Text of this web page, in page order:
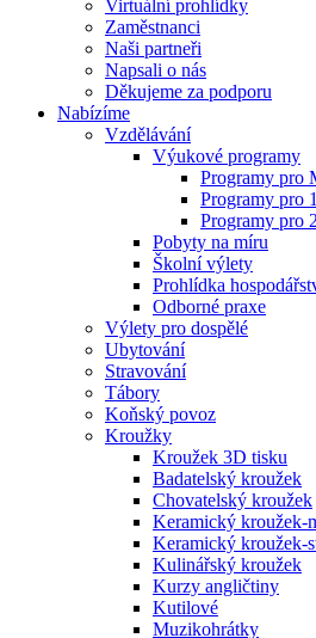
Virtuální prohlídky
Zaměstnanci
Naši partneři
Napsali o nás
Děkujeme za podporu
Nabízíme
Vzdělávání
Výukové programy
Programy pro
Programy pro
Programy pro
Pobyty na míru
Školní výlety
Prohlídka
Odborné praxe
Výlety pro dospělé
Ubytování
Stravování
Tábory
Koňský povoz
Kroužky
Kroužek 3D tisku
Badatelský kroužek
Chovatelský kroužek
Keramický kroužek-
Keramický kroužek-
Kulinářský kroužek
Kurzy angličtiny
Kutilové
Muzikohrátky